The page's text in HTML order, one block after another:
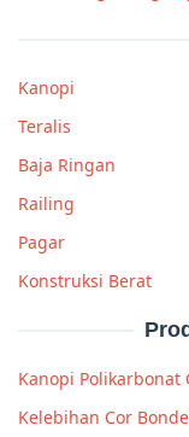
Kanopi
Teralis
Baja Ringan
Railing
Pagar
Konstruksi Berat
Kanopi Polikarbonat
Kelebihan Cor